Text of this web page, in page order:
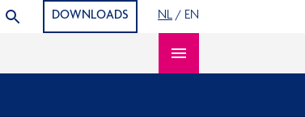
ZOEK ARTIKELENDOWNLOADS NL / EN
Open content navigation